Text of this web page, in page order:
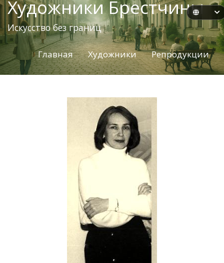
Художники Брестчины
Искусство без границ
Главная Художники Репродукции